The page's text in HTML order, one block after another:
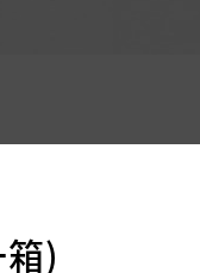
)